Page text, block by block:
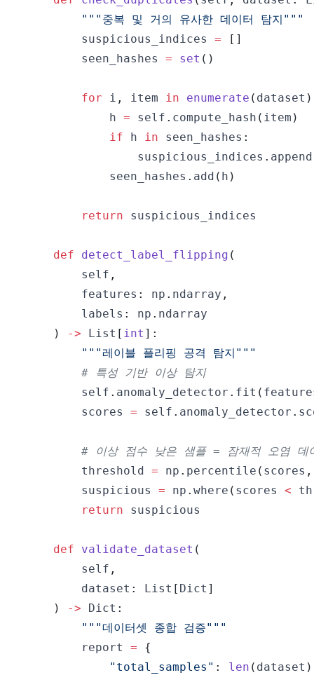
"""중복 및 거의 유사한 데이터 탐지"""
        suspicious_indices
= [ ]
        seen_hashes
= set ( )
for i , item in enumerate ( dataset )
            h
= self . compute_hash ( item )
if h in seen_hashes :
                suspicious_indices
. append
            seen_hashes
. add ( h )
return
def detect_label_flipping (
        self
,
        features
: np . ndarray ,
        labels
: np .
)
-> List [ int ] :
"""레이블 플리핑 공격 탐지"""
# 특성 기반 이상 탐지
        self
. anomaly_detector . fit (
        scores
= self . anomaly_detector .
# 이상 점수 낮은 샘플 = 잠재적 오염 데
        threshold
= np . percentile ( scores ,
        suspicious
= np . where ( scores <
return
def validate_dataset (
        self
,
        dataset
: List [ Dict ]
)
-> Dict :
"""데이터셋 종합 검증"""
        report
=
{
"total_samples" : len ( dataset )